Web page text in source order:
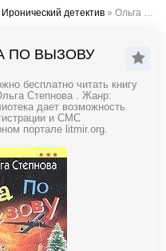
Иронический детектив » Ольга Степнова - Беда по вызову
ПО ВЫЗОВУ
бесплатно читать книгу
Степнова . Жанр:
дает возможность
и СМС
портале litmir.org.